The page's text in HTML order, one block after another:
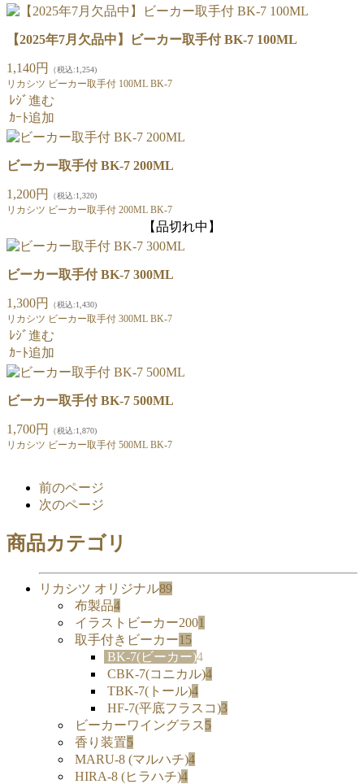
【2025年7月欠品中】ビーカー取手付 BK-7 100ML
1,140円 （税込:1,254)
リカシツ ビーカー取手付 100ML BK-7
ﾚｼﾞ進む
ｶｰﾄ追加
ビーカー取手付 BK-7 200ML
1,200円 （税込:1,320)
リカシツ ビーカー取手付 200ML BK-7
【品切れ中】
ビーカー取手付 BK-7 300ML
1,300円 （税込:1,430)
リカシツ ビーカー取手付 300ML BK-7
ﾚｼﾞ進む
ｶｰﾄ追加
ビーカー取手付 BK-7 500ML
1,700円 （税込:1,870)
リカシツ ビーカー取手付 500ML BK-7
前のページ
次のページ
商品カテゴリ
リカシツ オリジナル89
布製品4
イラストビーカー2001
取手付きビーカー15
BK-7(ビーカー)4
CBK-7(コニカル)4
TBK-7(トール)4
HF-7(平底フラスコ)3
ビーカーワイングラス 5
香り装置5
MARU-8 (マルハチ)4
HIRA-8 (ヒラハチ)4